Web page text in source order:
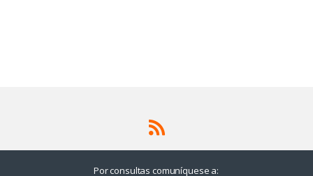
Por consultas comuníquese a: